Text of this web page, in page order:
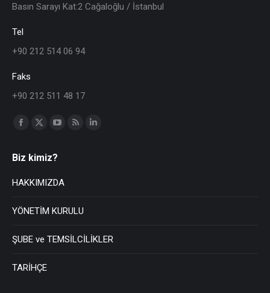
Basın Sarayı Kat:2 Cağaloğlu / İstanbul
Tel
+90 212 514 06 94
Faks
+90 212 511 48 17
Find us on:
Biz kimiz?
HAKKIMIZDA
YÖNETİM KURULU
ŞUBE ve TEMSİLCİLİKLER
TARİHÇE